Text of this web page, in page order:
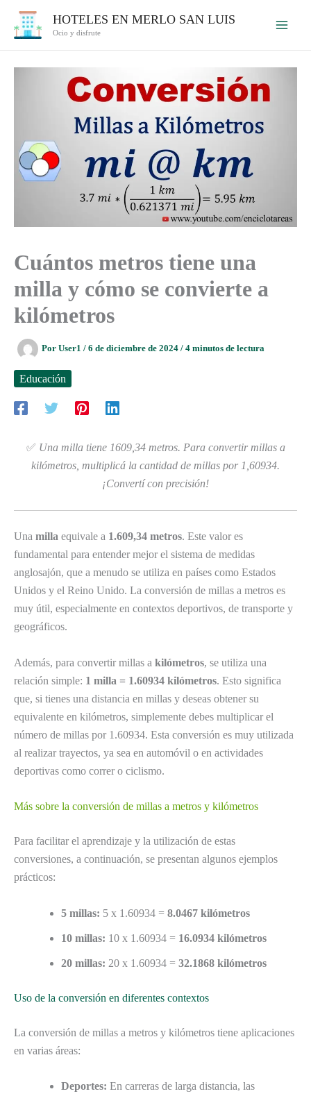
HOTELES EN MERLO SAN LUIS
Ocio y disfrute
Cuántos metros tiene una
milla y cómo se convierte a
kilómetros
Por User1 / 6 de diciembre de 2024 / 4 minutos de lectura
Educación
✅ Una milla tiene 1609,34 metros. Para convertir millas a
kilómetros, multiplicá la cantidad de millas por 1,60934.
¡Convertí con precisión!
Una milla equivale a 1.609,34 metros. Este valor es
fundamental para entender mejor el sistema de medidas
anglosajón, que a menudo se utiliza en países como Estados
Unidos y el Reino Unido. La conversión de millas a metros es
muy útil, especialmente en contextos deportivos, de transporte y
geográficos.
Además, para convertir millas a kilómetros, se utiliza una
relación simple: 1 milla = 1.60934 kilómetros. Esto significa
que, si tienes una distancia en millas y deseas obtener su
equivalente en kilómetros, simplemente debes multiplicar el
número de millas por 1.60934. Esta conversión es muy utilizada
al realizar trayectos, ya sea en automóvil o en actividades
deportivas como correr o ciclismo.
Más sobre la conversión de millas a metros y kilómetros
Para facilitar el aprendizaje y la utilización de estas
conversiones, a continuación, se presentan algunos ejemplos
prácticos:
5 millas: 5 x 1.60934 = 8.0467 kilómetros
10 millas: 10 x 1.60934 = 16.0934 kilómetros
20 millas: 20 x 1.60934 = 32.1868 kilómetros
Uso de la conversión en diferentes contextos
La conversión de millas a metros y kilómetros tiene aplicaciones
en varias áreas:
Deportes: En carreras de larga distancia, las